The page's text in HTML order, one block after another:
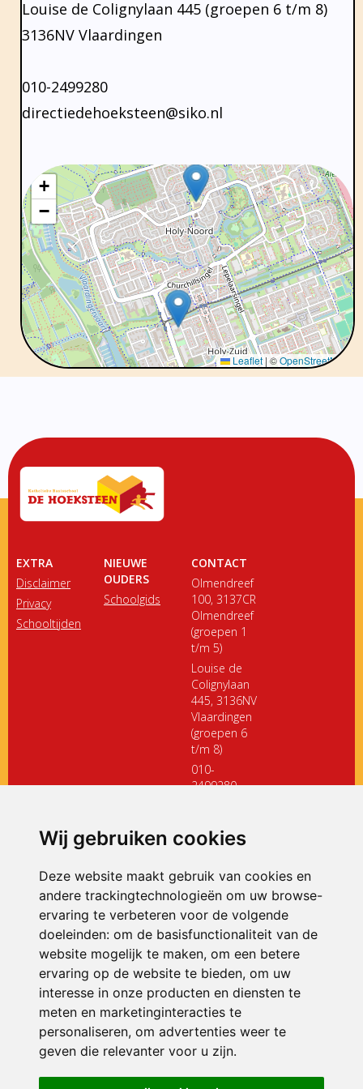
Wij gebruiken cookies
Deze website maakt gebruik van cookies en
andere trackingtechnologieën om uw browse-
ervaring te verbeteren voor de volgende
doeleinden: om de basisfunctionaliteit van de
website mogelijk te maken, om een betere
ervaring op de website te bieden, om uw
interesse in onze producten en diensten te
meten en marketinginteracties te
personaliseren, om advertenties weer te
geven die relevanter voor u zijn.
Onderwijsinspectie
Privacy
Louise de Colignylaan 445 (groepen 6 t/m 8)
3136NV Vlaardingen
010-2499280
directiedehoeksteen@siko.nl
+
−
Leaflet | ©OpenStreetMap
EXTRA
Disclaimer
Privacy
Schooltijden
NIEUWE
OUDERS
Schoolgids
CONTACT
Olmendreef
100, 3137CR
Olmendreef
(groepen 1
t/m 5)
Louise de
Colignylaan
445, 3136NV
Vlaardingen
(groepen 6
t/m 8)
010-
2499280
ONDERDEEL VAN
© 2026 De Hoeksteen | Alle rechten voorbehouden
Privacy policy|Disclaimer| Klachtenregeling|RSIN en Anbi
voorkeuren